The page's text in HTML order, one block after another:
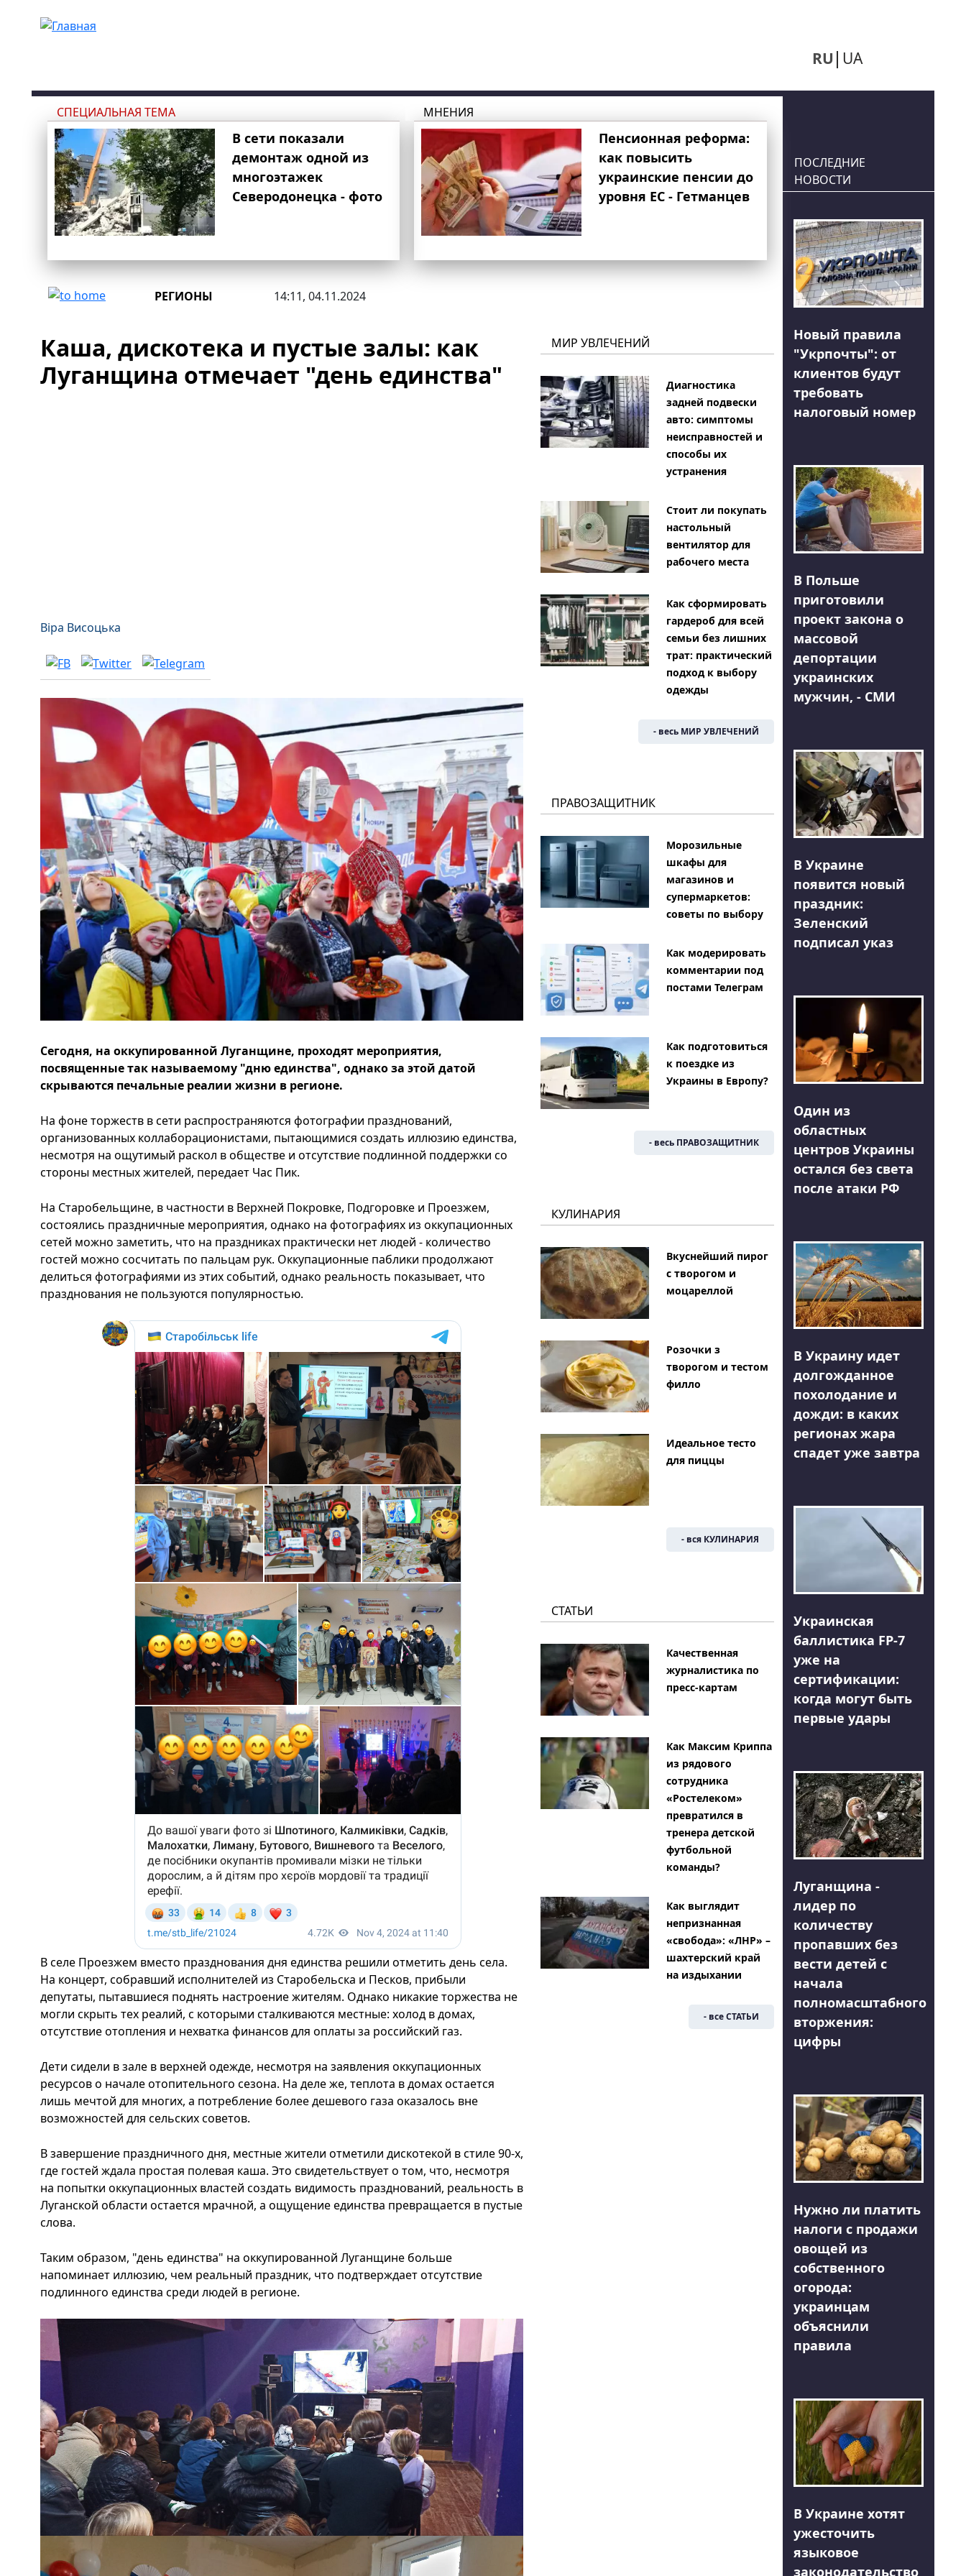
RU UA
СПЕЦИАЛЬНАЯ ТЕМА
В сети показали
демонтаж одной из
многоэтажек
Северодонецка - фото
МНЕНИЯ
Пенсионная реформа:
как повысить
украинские пенсии до
уровня ЕС - Гетманцев
РЕГИОНЫ 14:11, 04.11.2024
Каша, дискотека и пустые залы: как
Луганщина отмечает "день единства"
Віра Висоцька
Сегодня, на оккупированной Луганщине, проходят мероприятия,
посвященные так называемому "дню единства", однако за этой датой
скрываются печальные реалии жизни в регионе.
На фоне торжеств в сети распространяются фотографии празднований,
организованных коллаборационистами, пытающимися создать иллюзию единства,
несмотря на ощутимый раскол в обществе и отсутствие подлинной поддержки со
стороны местных жителей, передает Час Пик.
На Старобельщине, в частности в Верхней Покровке, Подгоровке и Проезжем,
состоялись праздничные мероприятия, однако на фотографиях из оккупационных
сетей можно заметить, что на праздниках практически нет людей - количество
гостей можно сосчитать по пальцам рук. Оккупационные паблики продолжают
делиться фотографиями из этих событий, однако реальность показывает, что
празднования не пользуются популярностью.
В селе Проезжем вместо празднования дня единства решили отметить день села.
На концерт, собравший исполнителей из Старобельска и Песков, прибыли
депутаты, пытавшиеся поднять настроение жителям. Однако никакие торжества не
могли скрыть тех реалий, с которыми сталкиваются местные: холод в домах,
отсутствие отопления и нехватка финансов для оплаты за российский газ.
Дети сидели в зале в верхней одежде, несмотря на заявления оккупационных
ресурсов о начале отопительного сезона. На деле же, теплота в домах остается
лишь мечтой для многих, а потребление более дешевого газа оказалось вне
возможностей для сельских советов.
В завершение праздничного дня, местные жители отметили дискотекой в ​​стиле 90-х,
где гостей ждала простая полевая каша. Это свидетельствует о том, что, несмотря
на попытки оккупационных властей создать видимость празднований, реальность в
Луганской области остается мрачной, а ощущение единства превращается в пустые
слова.
Таким образом, "день единства" на оккупированной Луганщине больше
напоминает иллюзию, чем реальный праздник, что подтверждает отсутствие
подлинного единства среди людей в регионе.
МИР УВЛЕЧЕНИЙ
Диагностика
задней подвески
авто: симптомы
неисправностей и
способы их
устранения
Стоит ли покупать
настольный
вентилятор для
рабочего места
Как сформировать
гардероб для всей
семьи без лишних
трат: практический
подход к выбору
одежды
- весь МИР УВЛЕЧЕНИЙ
ПРАВОЗАЩИТНИК
Морозильные
шкафы для
магазинов и
супермаркетов:
советы по выбору
Как модерировать
комментарии под
постами Телеграм
Как подготовиться
к поездке из
Украины в Европу?
- весь ПРАВОЗАЩИТНИК
КУЛИНАРИЯ
Вкуснейший пирог
с творогом и
моцареллой
Розочки з
творогом и тестом
филло
Идеальное тесто
для пиццы
- вся КУЛИНАРИЯ
СТАТЬИ
Качественная
журналистика по
пресс-картам
Как Максим Криппа
из рядового
сотрудника
«Ростелеком»
превратился в
тренера детской
футбольной
команды?
Как выглядит
непризнанная
«свобода»: «ЛНР» –
шахтерский край
на издыхании
- все СТАТЬИ
ПОСЛЕДНИЕ
НОВОСТИ
Новый правила
"Укрпочты": от
клиентов будут
требовать
налоговый номер
В Польше
приготовили
проект закона о
массовой
депортации
украинских
мужчин, - СМИ
В Украине
появится новый
праздник:
Зеленский
подписал указ
Один из
областных
центров Украины
остался без света
после атаки РФ
В Украину идет
долгожданное
похолодание и
дожди: в каких
регионах жара
спадет уже завтра
Украинская
баллистика FP-7
уже на
сертификации:
когда могут быть
первые удары
Луганщина -
лидер по
количеству
пропавших без
вести детей с
начала
полномасштабного
вторжения:
цифры
Нужно ли платить
налоги с продажи
овощей из
собственного
огорода:
украинцам
объяснили
правила
В Украине хотят
ужесточить
языковое
законодательство